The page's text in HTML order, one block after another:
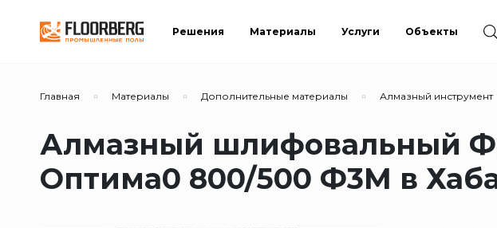
Решения Материалы Услуги Объекты
Главная Материалы Дополнительные материалы Алмазный инструмент
Алмазный шлифовальный
Оптима0 800/500 Ф3М в